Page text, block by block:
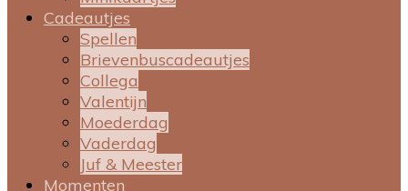
Cadeautjes
Spellen
Brievenbuscadeautjes
Collega
Valentijn
Moederdag
Vaderdag
Juf & Meester
Momenten